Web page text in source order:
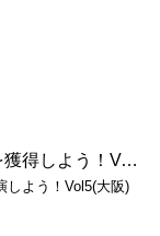
ライバー事務所DAG オリジナル楽曲を獲得しよう！Vol２（2026年2月～3月開催）
よう！Vol5(大阪)